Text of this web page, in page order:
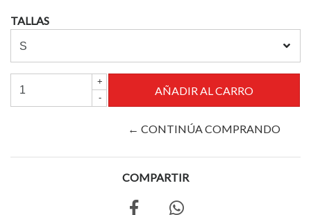
TALLAS
+
-
← CONTINÚA COMPRANDO
COMPARTIR